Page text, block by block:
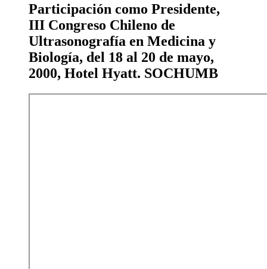
Participación como Presidente,
III Congreso Chileno de
Ultrasonografía en Medicina y
Biología, del 18 al 20 de mayo,
2000, Hotel Hyatt. SOCHUMB